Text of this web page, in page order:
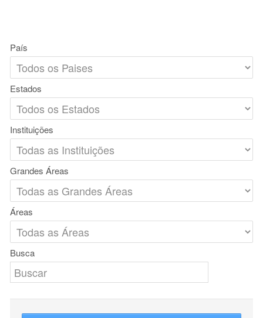
País
Estados
Instituições
Grandes Áreas
Áreas
Busca